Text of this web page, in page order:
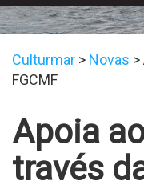
Culturmar > Novas >
FGCMF
Apoia
través